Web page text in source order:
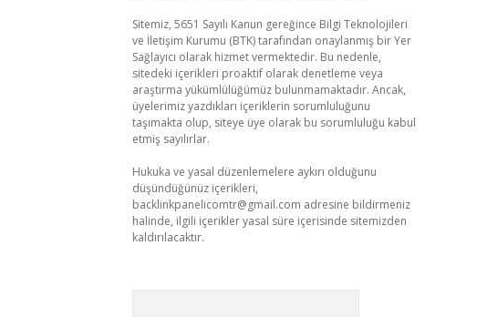
Sitemiz, 5651 Sayılı Kanun gereğince Bilgi Teknolojileri
ve İletişim Kurumu (BTK) tarafından onaylanmış bir Yer
Sağlayıcı olarak hizmet vermektedir. Bu nedenle,
sitedeki içerikleri proaktif olarak denetleme veya
araştırma yükümlülüğümüz bulunmamaktadır. Ancak,
üyelerimiz yazdıkları içeriklerin sorumluluğunu
taşımakta olup, siteye üye olarak bu sorumluluğu kabul
etmiş sayılırlar.
Hukuka ve yasal düzenlemelere aykırı olduğunu
düşündüğünüz içerikleri,
backlinkpanelicomtr@gmail.com adresine bildirmeniz
halinde, ilgili içerikler yasal süre içerisinde sitemizden
kaldırılacaktır.